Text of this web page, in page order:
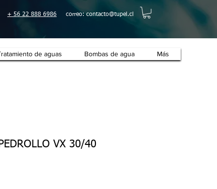
+ 56 22 888 6986 correo: contacto@tupel.cl
de aguas Bombas de agua Más
VX 30/40